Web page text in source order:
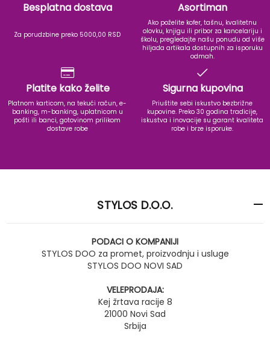
Besplatna dostava
Za porudzbine preko 5000,00 RSD
Asortiman
Ako poželite kofer, tašnu, kvalitetnu
olovku, knjigu ili pribor za kancelariju i
školu, pregledajte našu ponudu od više
hiljada artikala dostupnih za isporuku
odmah.
Platite kako želite
Platnom karticom, na tekući račun, e-
banking, m-banking, uplatnicom u
pošti ili banci, gotovinom prilikom
dostave robe
Sigurna kupovina
Priuštite sebi iskustvo bezbrižne
kupovine. Preko 30 godina tradicije,
iskustva i inovacije su garant kvaliteta
robe i brze isporuke.
STYLOS D.O.O.
PODACI O KOMPANIJI
STYLOS DOO za promet, proizvodnju i usluge
STYLOS DOO NOVI SAD
VELEPRODAJA:
Kej žrtava racije 8
21000 Novi Sad
Srbija